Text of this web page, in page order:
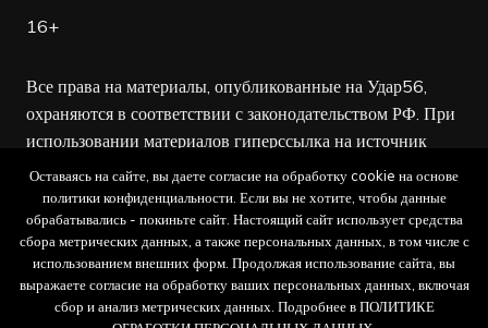
16+
Все права на материалы, опубликованные на Удар56,
охраняются в соответствии с законодательством РФ. При
использовании материалов гиперссылка на источник
обязательна.
Редакция не несет ответственности за достоверность
рекламных объявлений, а также за содержание веб-
сайтов, на которые даны гиперссылки.
Оставаясь на сайте, вы даете согласие на обработку cookie на основе
политики конфиденциальности. Если вы не хотите, чтобы данные
обрабатывались - покиньте сайт. Настоящий сайт использует средства
сбора метрических данных, а также персональных данных, в том числе с
использованием внешних форм. Продолжая использование сайта, вы
выражаете согласие на обработку ваших персональных данных, включая
сбор и анализ метрических данных. Подробнее в ПОЛИТИКЕ